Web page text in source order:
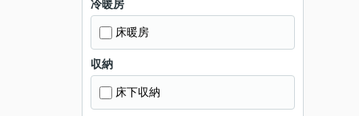
冷暖房
床暖房
収納
床下収納